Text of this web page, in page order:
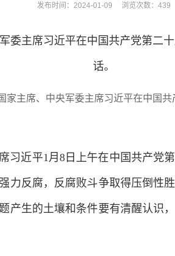
发布时间：2024-01-09 浏览次数： 439
主席、中央军委主席习近平在中国共
近平1月8日上午在中国共产党
力反腐，反腐败斗争取得压倒性
产生的土壤和条件要有清醒认识